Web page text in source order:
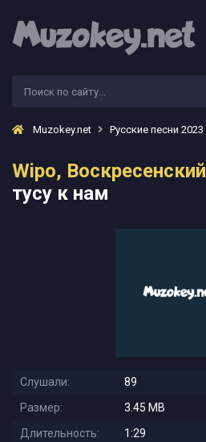
Muzokey.net Русские песни 2023
Wipo, Воскресенский
тусу к нам
Слушали:
89
Размер:
3.45 MB
Длительность:
1:29